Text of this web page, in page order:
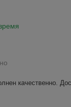
качественно.